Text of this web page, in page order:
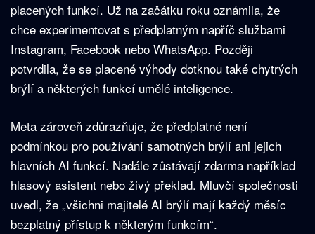
placených funkcí. Už na začátku roku oznámila, že
chce experimentovat s předplatným napříč službami
Instagram, Facebook nebo WhatsApp. Později
potvrdila, že se placené výhody dotknou také chytrých
brýlí a některých funkcí umělé inteligence.
Meta zároveň zdůrazňuje, že předplatné není
podmínkou pro používání samotných brýlí ani jejich
hlavních AI funkcí. Nadále zůstávají zdarma například
hlasový asistent nebo živý překlad. Mluvčí společnosti
uvedl, že „všichni majitelé AI brýlí mají každý měsíc
bezplatný přístup k některým funkcím“.